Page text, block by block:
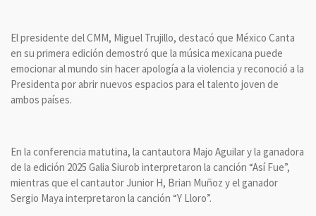
El presidente del CMM, Miguel Trujillo, destacó que México Canta
en su primera edición demostró que la música mexicana puede
emocionar al mundo sin hacer apología a la violencia y reconoció a la
Presidenta por abrir nuevos espacios para el talento joven de
ambos países.
En la conferencia matutina, la cantautora Majo Aguilar y la ganadora
de la edición 2025 Galia Siurob interpretaron la canción “Así Fue”,
mientras que el cantautor Junior H, Brian Muñoz y el ganador
Sergio Maya interpretaron la canción “Y Lloro”.